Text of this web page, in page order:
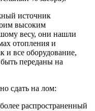
источник
высоким
весу, они нашли
отопления и
и все оборудование,
переданы на
сдать на лом:
распространенный